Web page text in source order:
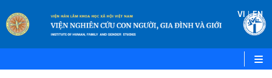
VI |EN